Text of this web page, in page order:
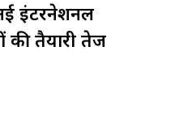
इंटरनेशनल
की तैयारी तेज